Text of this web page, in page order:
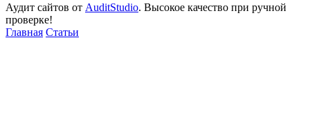
Аудит сайтов от AuditStudio. Высокое качество при ручной
проверке!
Главная Статьи